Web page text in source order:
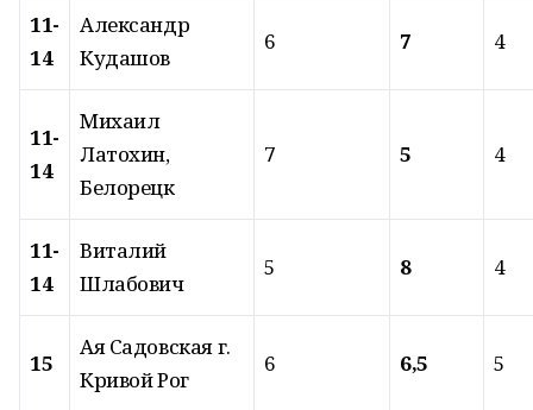
11-
14
Александр
Кудашов
6 7 4
11-
14
Михаил
Латохин,
Белорецк
7 5 4
11-
14
Виталий
Шлабович
5 8 4
15
Ая Садовская г.
Кривой Рог
6 6,5 5